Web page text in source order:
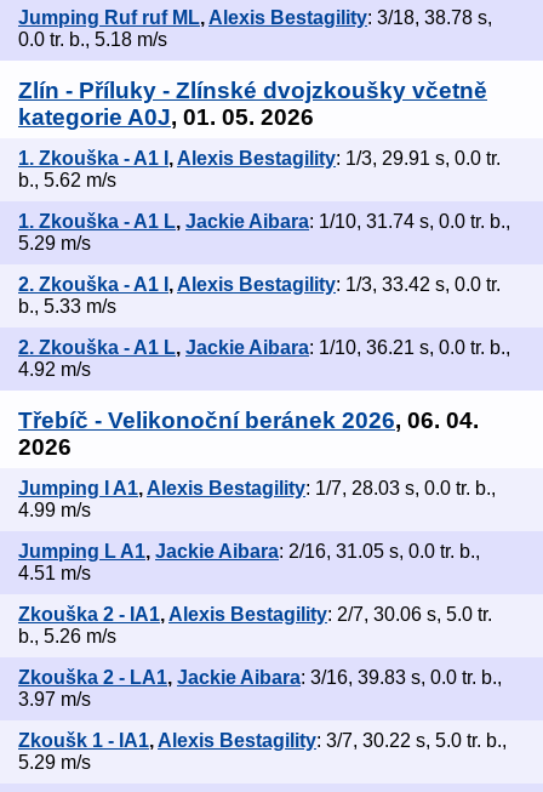
Jumping Ruf ruf ML, Alexis Bestagility: 3/18, 38.78 s,
0.0 tr. b., 5.18 m/s
Zlín - Příluky - Zlínské dvojzkoušky včetně
kategorie A0J, 01. 05. 2026
1. Zkouška - A1 I ,Alexis Bestagility: 1/3, 29.91 s, 0.0 tr.
b., 5.62 m/s
1. Zkouška - A1 L, Jackie Aibara: 1/10, 31.74 s, 0.0 tr. b.,
5.29 m/s
2. Zkouška - A1 I ,Alexis Bestagility: 1/3, 33.42 s, 0.0 tr.
b., 5.33 m/s
2. Zkouška - A1 L, Jackie Aibara: 1/10, 36.21 s, 0.0 tr. b.,
4.92 m/s
Třebíč - Velikonoční beránek 2026, 06. 04.
2026
Jumping I A1,Alexis Bestagility: 1/7, 28.03 s, 0.0 tr. b.,
4.99 m/s
Jumping L A1, Jackie Aibara: 2/16, 31.05 s, 0.0 tr. b.,
4.51 m/s
Zkouška 2 - IA1,Alexis Bestagility: 2/7, 30.06 s, 5.0 tr.
b., 5.26 m/s
Zkouška 2 - LA1, Jackie Aibara: 3/16, 39.83 s, 0.0 tr. b.,
3.97 m/s
Zkoušk 1 - IA1,Alexis Bestagility: 3/7, 30.22 s, 5.0 tr. b.,
5.29 m/s